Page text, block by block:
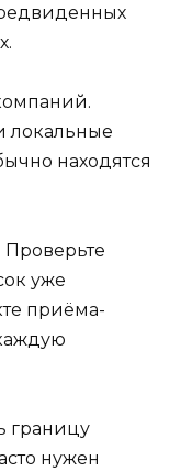
локальные
находятся
Проверьте
уже
приёма-
границу
нужен